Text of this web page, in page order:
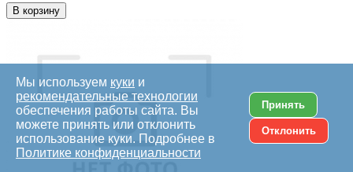
В корзину
Мы используем куки и
рекомендательные технологии
обеспечения работы сайта. Вы
можете принять или отклонить
использование куки. Подробнее в
Политике конфиденциальности
Принять
Отклонить